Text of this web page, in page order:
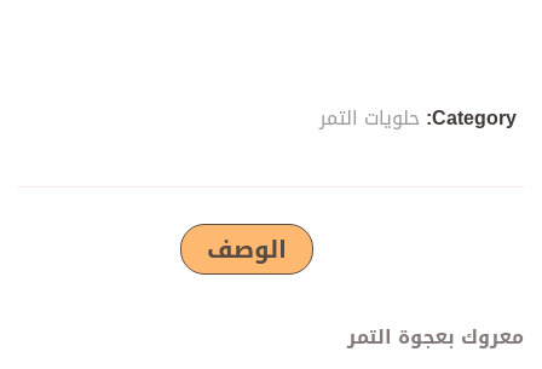
Category: حلويات التمر
الوصف
معروك بعجوة التمر